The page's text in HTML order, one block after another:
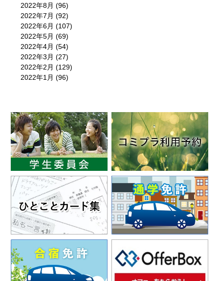
2022年8月 (96)
2022年7月 (92)
2022年6月 (107)
2022年5月 (69)
2022年4月 (54)
2022年3月 (27)
2022年2月 (129)
2022年1月 (96)